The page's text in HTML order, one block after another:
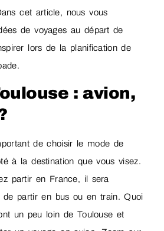
cet article, nous vous
de voyages au départ de
lors de la planification de
: avion,
de choisir le mode de
à la destination que vous visez.
partir en France, il sera
de partir en bus ou en train. Quoi
un peu loin de Toulouse et